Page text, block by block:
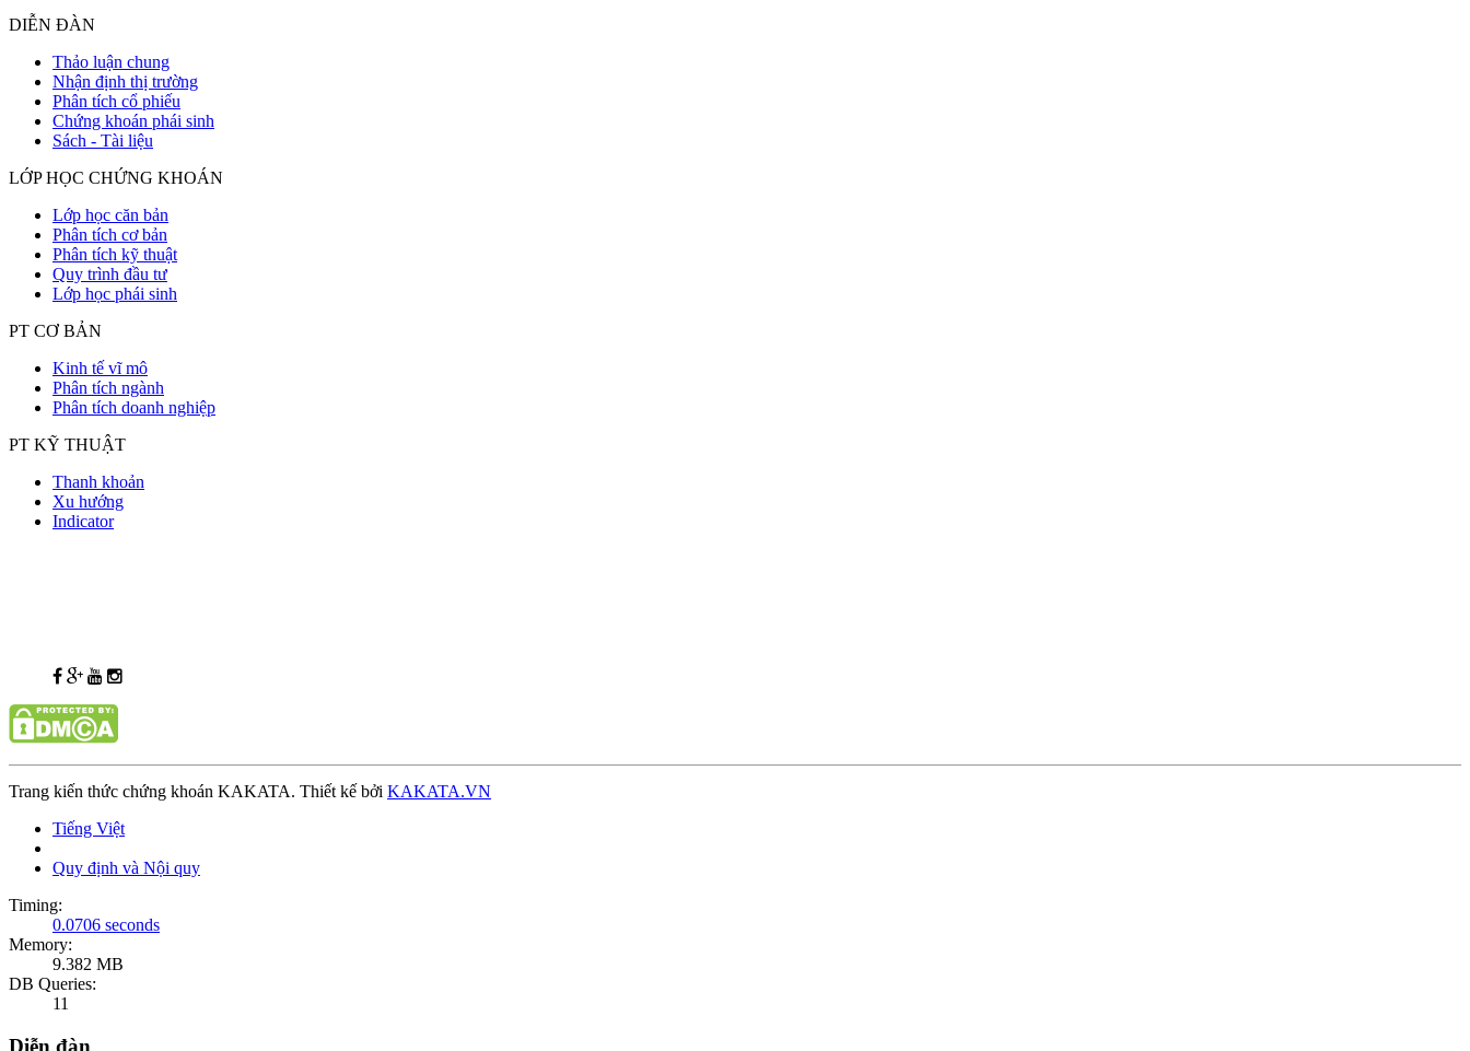
DIỄN ĐÀN
Thảo luận chung
Nhận định thị trường
Phân tích cổ phiếu
Chứng khoán phái sinh
Sách - Tài liệu
LỚP HỌC CHỨNG KHOÁN
Lớp học căn bản
Phân tích cơ bản
Phân tích kỹ thuật
Quy trình đầu tư
Lớp học phái sinh
PT CƠ BẢN
Kinh tế vĩ mô
Phân tích ngành
Phân tích doanh nghiệp
PT KỸ THUẬT
Thanh khoản
Xu hướng
Indicator
Trang kiến thức chứng khoán KAKATA. Thiết kế bởi KAKATA.VN
Tiếng Việt
Quy định và Nội quy
Timing:
0.0706 seconds
Memory:
9.382 MB
DB Queries:
11
Diễn đàn